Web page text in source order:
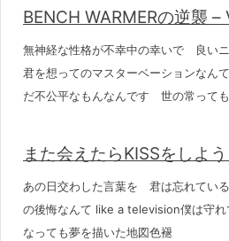
BENCH WARMERの逆襲 –
無神経な性格が不幸中の幸いで 良い
君を想ってのマスターベーションなん
だ不公平なもんなんです 世の常って
また会えたらKISSをしよ
あの日交わした言葉を 君は忘れてい
の後悔なんて like a television僕は守
なっても夢を描いた地図色褪